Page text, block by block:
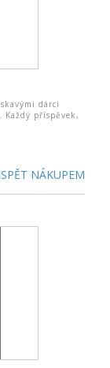
dárci
Každý příspěvek,
NÁKUPEM